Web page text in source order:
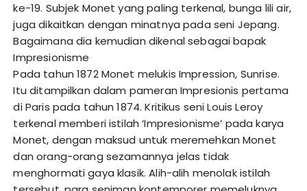
ke-19. Subjek Monet yang paling terkenal, bunga lili air,
juga dikaitkan dengan minatnya pada seni Jepang.
Bagaimana dia kemudian dikenal sebagai bapak
Impresionisme
Pada tahun 1872 Monet melukis Impression, Sunrise.
Itu ditampilkan dalam pameran Impresionis pertama
di Paris pada tahun 1874. Kritikus seni Louis Leroy
terkenal memberi istilah ‘Impresionisme’ pada karya
Monet, dengan maksud untuk meremehkan Monet
dan orang-orang sezamannya jelas tidak
menghormati gaya klasik. Alih-alih menolak istilah